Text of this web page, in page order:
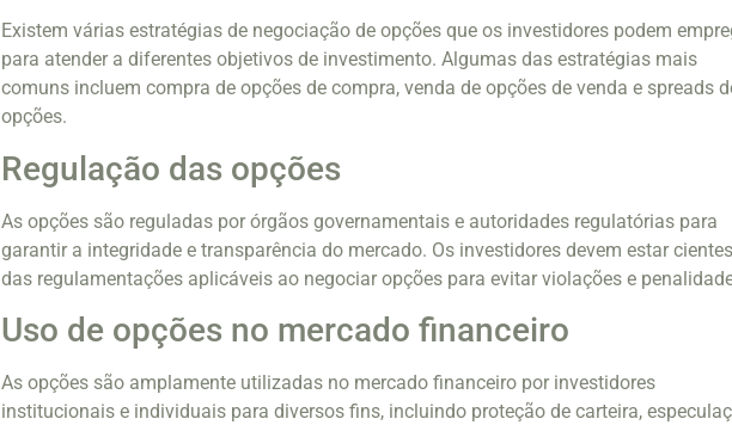
Existem várias estratégias de negociação de opções que os investidores podem
para atender a diferentes objetivos de investimento. Algumas das estratégias mais
comuns incluem compra de opções de compra, venda de opções de venda e spreads
opções.
Regulação das opções
As opções são reguladas por órgãos governamentais e autoridades regulatórias para
garantir a integridade e transparência do mercado. Os investidores devem estar cientes
das regulamentações aplicáveis ​​ao negociar opções para evitar violações e
Uso de opções no mercado financeiro
As opções são amplamente utilizadas no mercado financeiro por investidores
institucionais e individuais para diversos fins, incluindo proteção de carteira,